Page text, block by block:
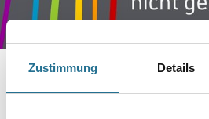
Zustimmung Details